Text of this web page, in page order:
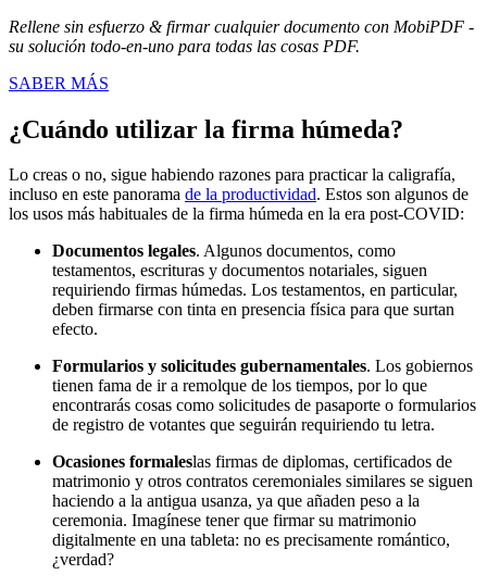
Rellene sin esfuerzo & firmar cualquier documento con MobiPDF -
su solución todo-en-uno para todas las cosas PDF.
SABER MÁS
¿Cuándo utilizar la firma húmeda?
Lo creas o no, sigue habiendo razones para practicar la caligrafía,
incluso en este panorama de la productividad. Estos son algunos de
los usos más habituales de la firma húmeda en la era post-COVID:
Documentos legales. Algunos documentos, como
testamentos, escrituras y documentos notariales, siguen
requiriendo firmas húmedas. Los testamentos, en particular,
deben firmarse con tinta en presencia física para que surtan
efecto.
Formularios y solicitudes gubernamentales. Los gobiernos
tienen fama de ir a remolque de los tiempos, por lo que
encontrarás cosas como solicitudes de pasaporte o formularios
de registro de votantes que seguirán requiriendo tu letra.
Ocasiones formaleslas firmas de diplomas, certificados de
matrimonio y otros contratos ceremoniales similares se siguen
haciendo a la antigua usanza, ya que añaden peso a la
ceremonia. Imagínese tener que firmar su matrimonio
digitalmente en una tableta: no es precisamente romántico,
¿verdad?